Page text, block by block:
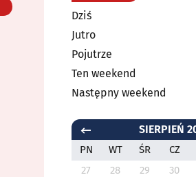
Dziś
Jutro
Pojutrze
Ten weekend
Następny weekend
SIERPIEŃ
PN WT ŚR CZ
27
28 29 30